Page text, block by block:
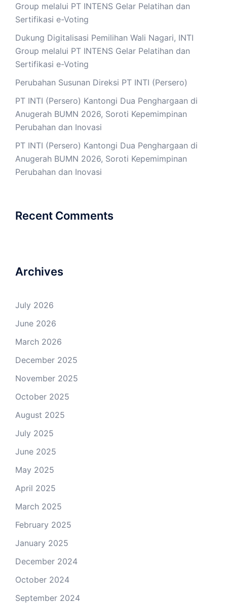
Group melalui PT INTENS Gelar Pelatihan dan
Sertifikasi e-Voting
Dukung Digitalisasi Pemilihan Wali Nagari, INTI
Group melalui PT INTENS Gelar Pelatihan dan
Sertifikasi e-Voting
Perubahan Susunan Direksi PT INTI (Persero)
PT INTI (Persero) Kantongi Dua Penghargaan di
Anugerah BUMN 2026, Soroti Kepemimpinan
Perubahan dan Inovasi
PT INTI (Persero) Kantongi Dua Penghargaan di
Anugerah BUMN 2026, Soroti Kepemimpinan
Perubahan dan Inovasi
Recent Comments
Archives
July 2026
June 2026
March 2026
December 2025
November 2025
October 2025
August 2025
July 2025
June 2025
May 2025
April 2025
March 2025
February 2025
January 2025
December 2024
October 2024
September 2024